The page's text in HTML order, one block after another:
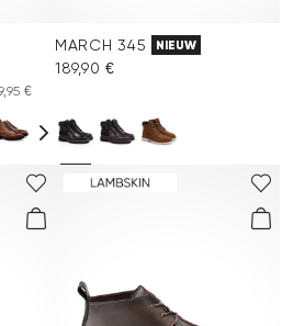
€
MARCH 345 NIEUW
189,90 €